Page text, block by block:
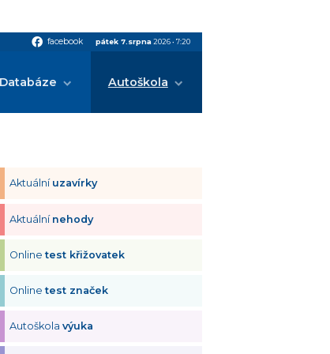
facebook facebook pátek 7.srpna 2026• 7:20
Databáze Autoškola
Aktuální uzavírky
Aktuální nehody
Onlinetest křižovatek
Onlinetest značek
Autoškolavýuka